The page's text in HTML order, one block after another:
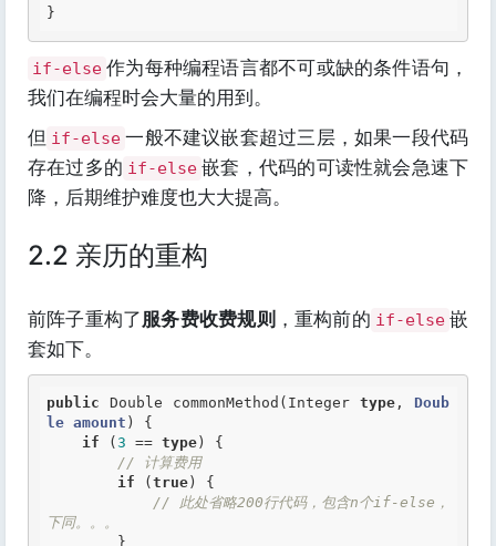
}
if-else 作为每种编程语言都不可或缺的条件语句，
我们在编程时会大量的用到。
但 if-else 一般不建议嵌套超过三层，如果一段代码
存在过多的 if-else 嵌套，代码的可读性就会急速下
降，后期维护难度也大大提高。
2.2 亲历的重构
前阵子重构了服务费收费规则 ，重构前的 if-else 嵌
套如下。
public Double commonMethod(Integer type , Doub
le amount ) {
if ( 3 == type ) {
// 计算费用
if ( true ) {
// 此处省略200行代码，包含n个if-else，
下同。。。